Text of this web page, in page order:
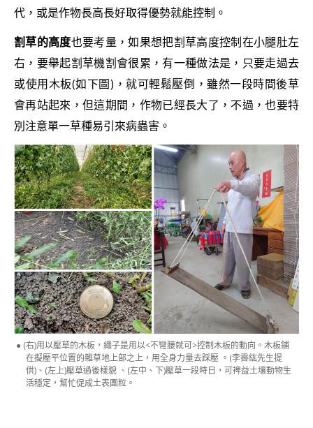
代，或是作物長高長好取得優勢就能控制。
割草的高度也要考量，如果想把割草高度控制在小腿肚左
右，要舉起割草機割會很累，有一種做法是，只要走過去
或使用木板(如下圖)，就可輕鬆壓倒，雖然一段時間後草
會再站起來，但這期間，作物已經長大了，不過，也要特
別注意單一草種易引來病蟲害。
(右)用以壓草的木板，繩子是用以<不彎腰就可>控制木板的動向。木板鋪
在擬壓平位置的雜草地上部之上，用全身力量去踩壓 。(李霽紘先生提
供)、(左上)壓草過後樣貌 、(左中、下)壓草一段時日，可裨益土壤動物生
活穩定，幫忙促成土表團粒。